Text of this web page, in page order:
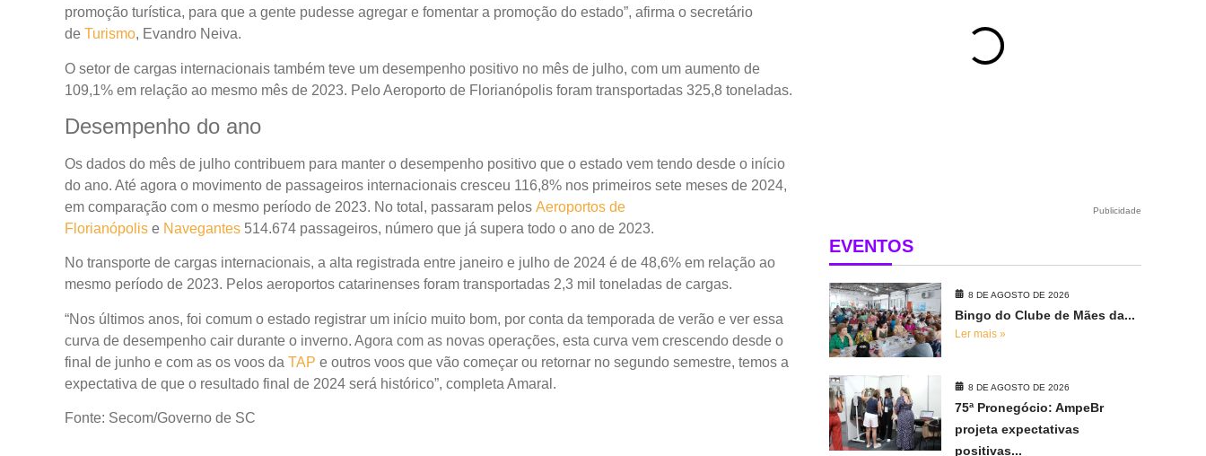
promoção turística, para que a gente pudesse agregar e fomentar a promoção do estado”, afirma o secretário
de Turismo, Evandro Neiva.
O setor de cargas internacionais também teve um desempenho positivo no mês de julho, com um aumento de
109,1% em relação ao mesmo mês de 2023. Pelo Aeroporto de Florianópolis foram transportadas 325,8 toneladas.
Desempenho do ano
Os dados do mês de julho contribuem para manter o desempenho positivo que o estado vem tendo desde o início
do ano. Até agora o movimento de passageiros internacionais cresceu 116,8% nos primeiros sete meses de 2024,
em comparação com o mesmo período de 2023. No total, passaram pelos Aeroportos de
Florianópolis e Navegantes 514.674 passageiros, número que já supera todo o ano de 2023.
No transporte de cargas internacionais, a alta registrada entre janeiro e julho de 2024 é de 48,6% em relação ao
mesmo período de 2023. Pelos aeroportos catarinenses foram transportadas 2,3 mil toneladas de cargas.
“Nos últimos anos, foi comum o estado registrar um início muito bom, por conta da temporada de verão e ver essa
curva de desempenho cair durante o inverno. Agora com as novas operações, esta curva vem crescendo desde o
final de junho e com as os voos da TAP e outros voos que vão começar ou retornar no segundo semestre, temos a
expectativa de que o resultado final de 2024 será histórico”, completa Amaral.
Fonte: Secom/Governo de SC
Publicidade
EVENTOS
8 DE AGOSTO DE 2026
Bingo do Clube de Mães da...
Ler mais »
8 DE AGOSTO DE 2026
75ª Pronegócio: AmpeBr
projeta expectativas
positivas...